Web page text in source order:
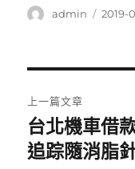
作
admin
發
2019-
章
導
上一篇文章
上
一
台北機車借
追踪隨消脂